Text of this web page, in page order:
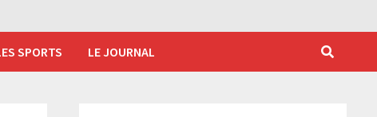
SPORTS LE JOURNAL